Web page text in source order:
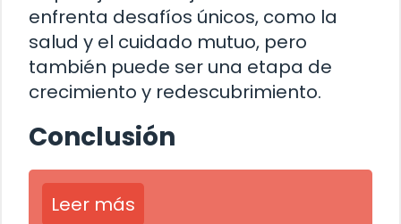
enfrenta desafíos únicos, como la
salud y el cuidado mutuo, pero
también puede ser una etapa de
crecimiento y redescubrimiento.
Conclusión
Leer más